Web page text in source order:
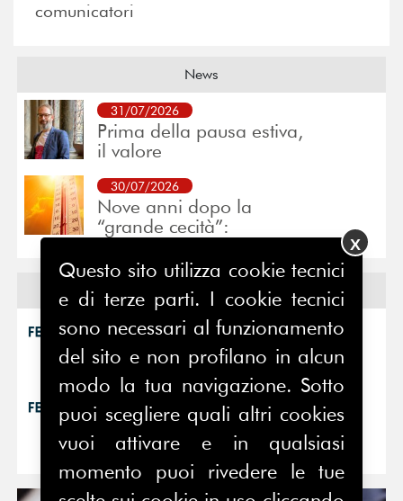
comunicatori
News
31/07/2026
Prima della pausa estiva,
il valore
30/07/2026
Nove anni dopo la
“grande cecità”:
Eventi
15/07/2026
Comunicare la
complessità è complesso
InspiringPR 2026 si
avvicina: aperte le
Questo sito utilizza cookie tecnici
e di terze parti. I cookie tecnici
sono necessari al funzionamento
del sito e non profilano in alcun
modo la tua navigazione. Sotto
puoi scegliere quali altri cookies
vuoi attivare e in qualsiasi
momento puoi rivedere le tue
X